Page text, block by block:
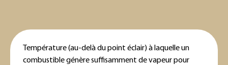
Température (au-delà du point éclair) à laquelle un
combustible génère suffisamment de vapeur pour